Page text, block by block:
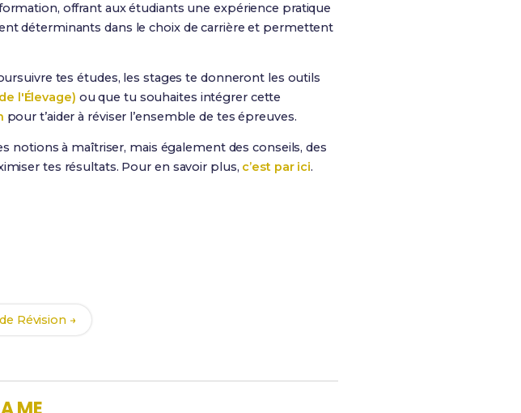
offrant aux étudiants une expérience pratique
déterminants dans le choix de carrière et permettent
tes études, les stages te donneront les outils
l'Élevage) ou que tu souhaites intégrer cette
pour t’aider à réviser l’ensemble de tes épreuves.
notions à maîtriser, mais également des conseils, des
tes résultats. Pour en savoir plus, c’est par ici.
Révision →